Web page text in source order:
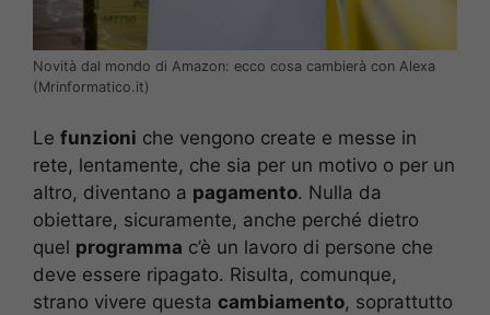
Novità dal mondo di Amazon: ecco cosa cambierà con Alexa
(Mrinformatico.it)
Le funzioni che vengono create e messe in
rete, lentamente, che sia per un motivo o per un
altro, diventano a pagamento. Nulla da
obiettare, sicuramente, anche perché dietro
quel programma c’è un lavoro di persone che
deve essere ripagato. Risulta, comunque,
strano vivere questa cambiamento, soprattutto